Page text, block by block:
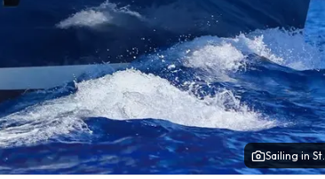
Sailing in